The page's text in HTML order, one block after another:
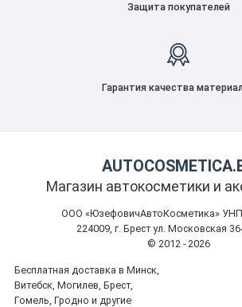
Защита покупателей
Гарантия качества
Магазин автокосметики и
ООО «ЮзефовичАвтоКосметика» УНП
224009, г. Брест ул. Московская
© 2012 - 2026
Бесплатная доставка в Минск,
Витебск, Могилев, Брест,
Гомель, Гродно и другие